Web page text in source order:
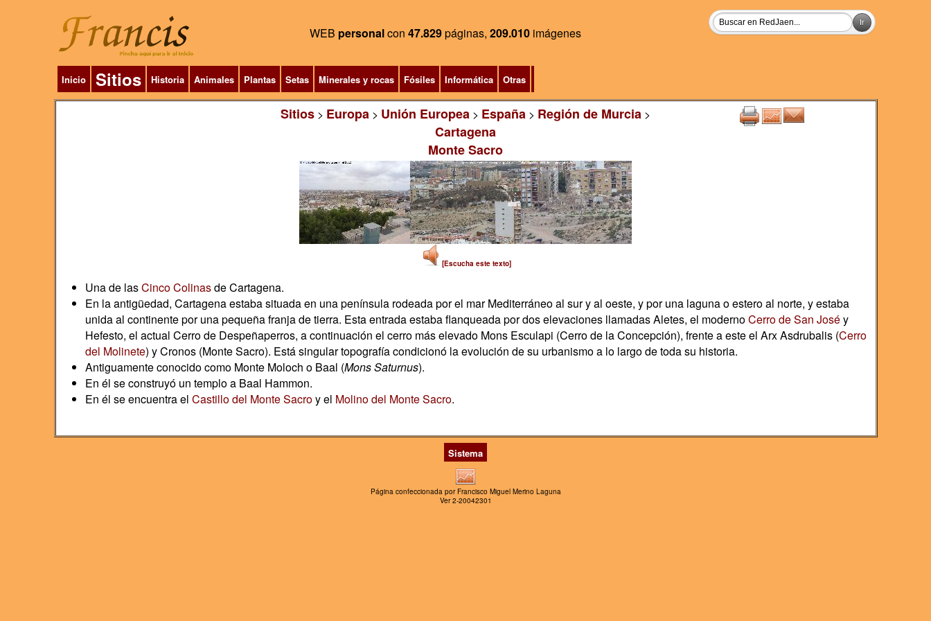
WEB personalcon 47.829páginas, 209.010 imágenes
Inicio Sitios Historia Animales Plantas Setas Minerales y rocas Fósiles Informática Otras
Sitios > Europa > Unión Europea > España > Región de Murcia >
Cartagena
Monte Sacro
[Escucha este texto]
Una de lasCinco Colinasde Cartagena.
En la antigüedad, Cartagena estaba situada en una península rodeada por el mar Mediterráneo al sur y al oeste, y por una laguna o estero al norte, y estaba
unida al continente por una pequeña franja de tierra. Esta entrada estaba flanqueada por dos elevaciones llamadas Aletes, el modernoCerro de San Joséy
Hefesto, el actual Cerro de Despeñaperros, a continuación el cerro más elevado Mons Esculapi (Cerro de la Concepción), frente a este el Arx Asdrubalis (Cerro
del Molinete) y Cronos (Monte Sacro). Está singular topografía condicionó la evolución de su urbanismo a lo largo de toda su historia.
Antiguamente conocido como Monte Moloch o Baal (Mons Saturnus).
En él se construyó un templo a Baal Hammon.
En él se encuentra el Castillo del Monte Sacroy el Molino del Monte Sacro.
Sistema
Página confeccionada por Francisco Miguel Merino Laguna
Ver 2-20042301